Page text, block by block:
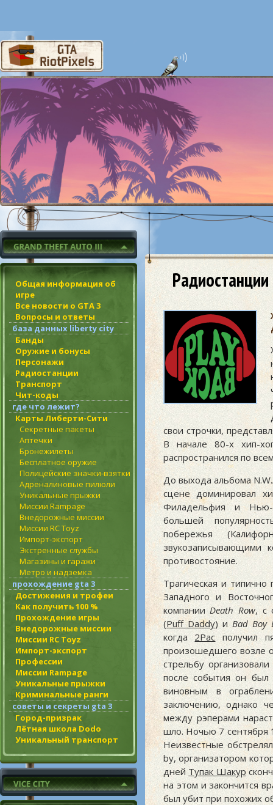
Общая информация об
игре
Все новости о GTA 3
Вопросы и ответы
база данных liberty city
Банды
Оружие и бонусы
Персонажи
Радиостанции
Транспорт
Чит-коды
где что лежит?
Карты Либерти-Сити
Секретные пакеты
Аптечки
Бронежилеты
Бесплатное оружие
Полицейские значки-взятки
Адреналиновые пилюли
Уникальные прыжки
Миссии Rampage
Внедорожные миссии
Миссии RC Toyz
Импорт-экспорт
Экстренные службы
Магазины и гаражи
Метро и надземка
прохождение gta 3
Достижения и трофеи
Как получить 100 %
Прохождение игры
Внедорожные миссии
Миссии RC Toyz
Импорт-экспорт
Профессии
Миссии Rampage
Уникальные прыжки
Криминальные ранги
советы и секреты gta 3
Город-призрак
Лётная школа Dodo
Уникальный транспорт
свои строчки,
В начале 80-х хип-
распространился по
До выхода альбома
сцене доминировал
Филадельфия и Нью-
большей
побережья
звукозаписывающими
противостояние.
Трагическая и типично
Западного и
компании Death Row, с
(Puff Daddy) и Bad Boy
когда2Pacполучил
произошедшего возле
стрельбу
после события он
виновным в
заключению, однако
между рэперами
шло. Ночью 7 сентября
Неизвестные
by, организатором
дней Тупак Шакур
на этом и закончится
был убит при похожих